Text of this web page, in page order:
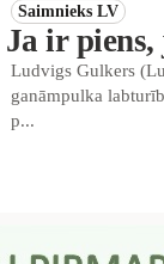
Saimnieks LV
Ja ir
Ludvigs Gulkers
ganāmpulka
p...